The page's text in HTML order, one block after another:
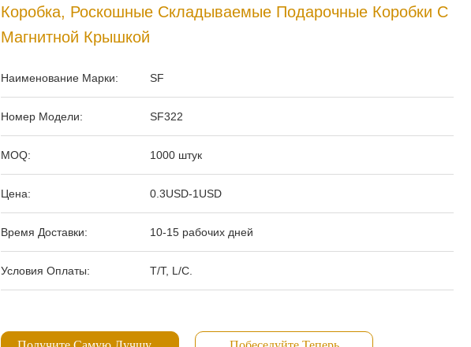
Коробка, Роскошные Складываемые Подарочные Коробки С
Магнитной Крышкой
Наименование Марки: SF
Номер Модели: SF322
MOQ: 1000 штук
Цена: 0.3USD-1USD
Время Доставки: 10-15 рабочих дней
Условия Оплаты: T/T, L/C.